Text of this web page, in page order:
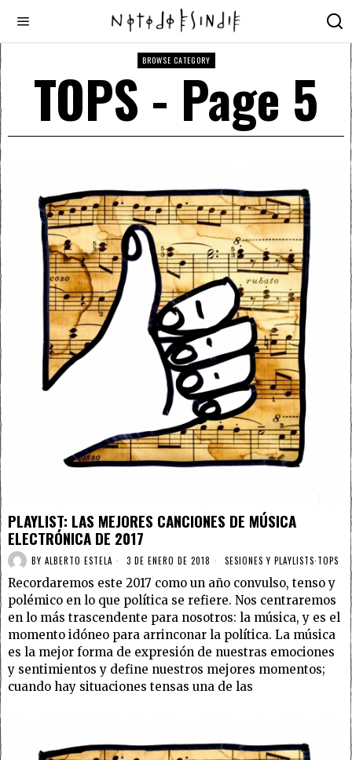
BROWSE CATEGORY
TOPS - Page 5
PLAYLIST: LAS MEJORES CANCIONES DE MÚSICA
ELECTRÓNICA DE 2017
BY ALBERTO ESTELA 3 DE ENERO DE 2018 SESIONES Y PLAYLISTS·TOPS
Recordaremos este 2017 como un año convulso, tenso y
polémico en lo que política se refiere. Nos centraremos
en lo más trascendente para nosotros: la música, y es el
momento idóneo para arrinconar la política. La música
es la mejor forma de expresión de nuestras emociones
y sentimientos y define nuestros mejores momentos;
cuando hay situaciones tensas una de las